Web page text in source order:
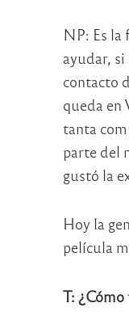
NP: Es la
ayudar,
contacto
queda en
tanta
parte del
gustó la
Hoy la
película
T: